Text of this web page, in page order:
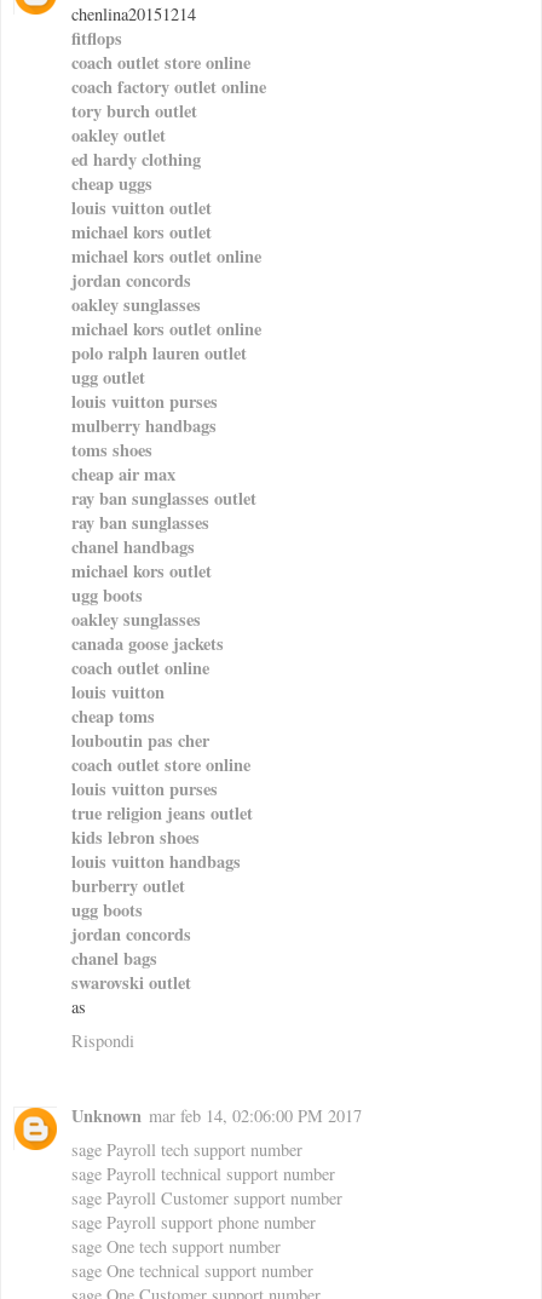
chenlina20151214
fitflops
coach outlet store online
coach factory outlet online
tory burch outlet
oakley outlet
ed hardy clothing
cheap uggs
louis vuitton outlet
michael kors outlet
michael kors outlet online
jordan concords
oakley sunglasses
michael kors outlet online
polo ralph lauren outlet
ugg outlet
louis vuitton purses
mulberry handbags
toms shoes
cheap air max
ray ban sunglasses outlet
ray ban sunglasses
chanel handbags
michael kors outlet
ugg boots
oakley sunglasses
canada goose jackets
coach outlet online
louis vuitton
cheap toms
louboutin pas cher
coach outlet store online
louis vuitton purses
true religion jeans outlet
kids lebron shoes
louis vuitton handbags
burberry outlet
ugg boots
jordan concords
chanel bags
swarovski outlet
as
Rispondi
Unknown mar feb 14, 02:06:00 PM 2017
sage Payroll tech support number
sage Payroll technical support number
sage Payroll Customer support number
sage Payroll support phone number
sage One tech support number
sage One technical support number
sage One Customer support number